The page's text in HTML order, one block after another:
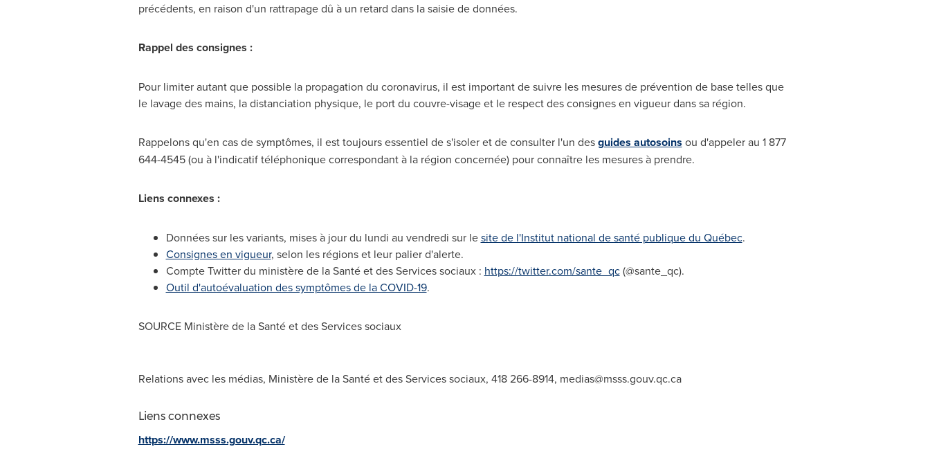
précédents, en raison d'un rattrapage dû à un retard dans la saisie de données.
Rappel des consignes :
Pour limiter autant que possible la propagation du coronavirus, il est important de suivre les mesures de prévention de base telles que
le lavage des mains, la distanciation physique, le port du couvre-visage et le respect des consignes en vigueur dans sa région.
Rappelons qu'en cas de symptômes, il est toujours essentiel de s'isoler et de consulter l'un desguides autosoins ou d'appeler au 1 877
644-4545 (ou à l'indicatif téléphonique correspondant à la région concernée) pour connaître les mesures à prendre.
Liens connexes :
Données sur les variants, mises à jour du lundi au vendredi sur lesite de l'Institut national de santé publique du Québec.
Consignes en vigueur, selon les régions et leur palier d'alerte.
Compte Twitter du ministère de la Santé et des Services sociaux : https://twitter.com/sante_qc(@sante_qc).
Outil d'autoévaluation des symptômes de la COVID-19.
SOURCE Ministère de la Santé et des Services sociaux
Relations avec les médias, Ministère de la Santé et des Services sociaux, 418 266-8914, medias@msss.gouv.qc.ca
Liens connexes
https://www.msss.gouv.qc.ca/